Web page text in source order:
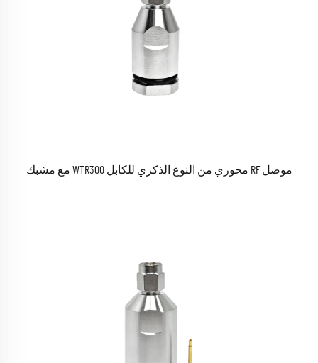
موصل RF محوري من النوع الذكري للكابل WTR300 مع مشبك